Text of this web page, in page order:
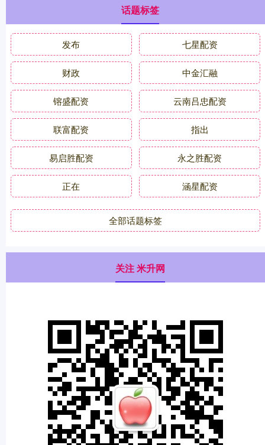
话题标签
发布 七星配资
财政 中金汇融
镕盛配资 云南吕忠配资
联富配资 指出
易启胜配资 永之胜配资
正在 涵星配资
全部话题标签
关注 米升网